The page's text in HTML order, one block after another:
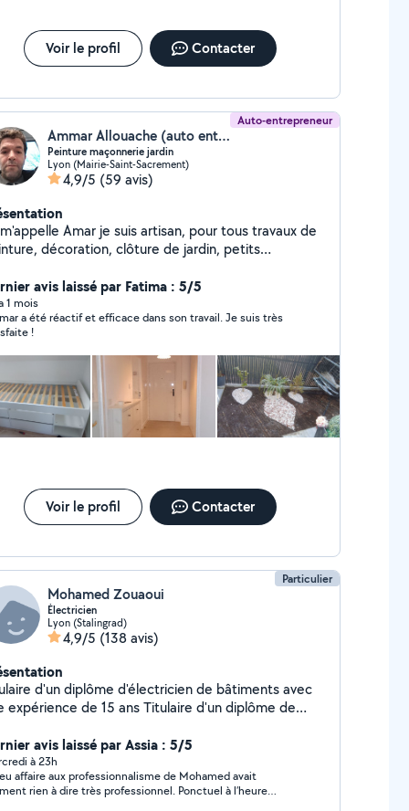
tringles, lustres , suspensions, luminaires
diverses (poignées de porte, petits
Voir le profil Contacter
Auto-entrepreneur
Ammar Allouache (auto entreprise petit travaux)
Peinture maçonnerie jardin
Lyon (Mairie-Saint-Sacrement)
4,9/5 (59 avis)
Amar je suis artisan, pour tous travaux de
décoration, clôture de jardin, petits
que fabrication dressing, réparation du volet
et montage de cuisine.
avis laissé par Fatima : 5/5
1 mois
a été réactif et efficace dans son travail. Je suis très
!
Voir le profil Contacter
Particulier
Mohamed Zouaoui
Électricien
Lyon (Stalingrad)
4,9/5 (138 avis)
d'un diplôme d'électricien de bâtiments avec
expérience de 15 ans Titulaire d'un diplôme de
(Remplacement des poignées,des
....ect) Devis,conseil et déplacement
Mon intervention consiste a réparer ou a la mise
des appareils
avis laissé par Assia : 5/5
à 23h
eu affaire aux professionnalisme de Mohamed avait
rien à dire très professionnel. Ponctuel à l’heure